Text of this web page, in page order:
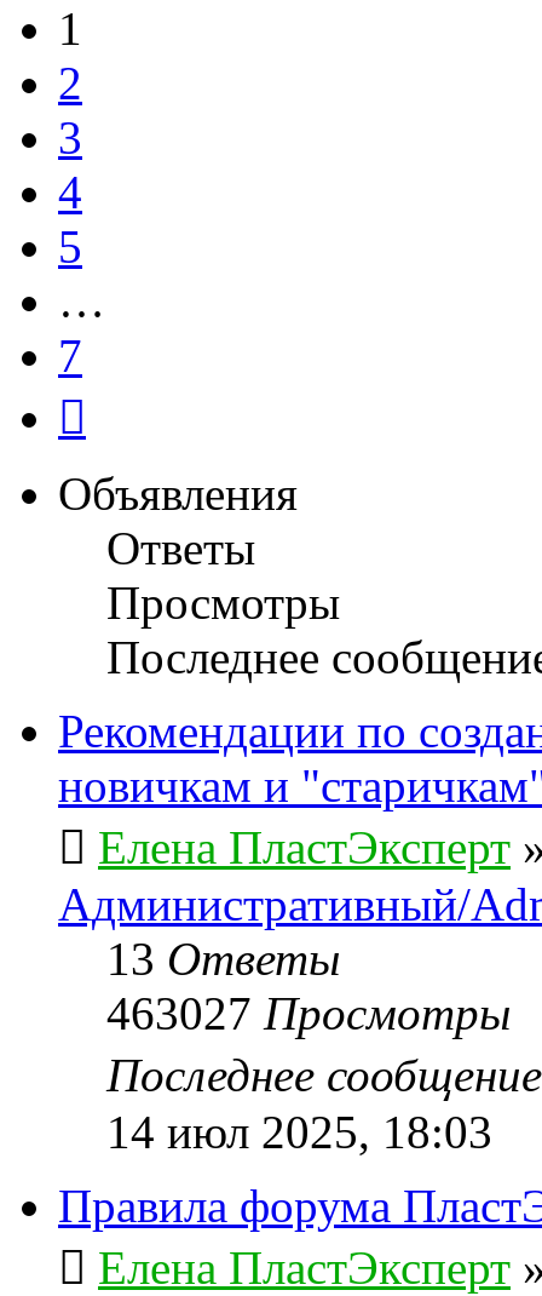
1
2
3
4
5
…
7
Объявления
Ответы
Просмотры
Последнее
Рекомендации по
новичкам и
Елена ПластЭксперт
Административный/
13 Ответы
463027 Просмотры
Последнее
14 июл 2025, 18:03
Правила форума
Елена ПластЭксперт